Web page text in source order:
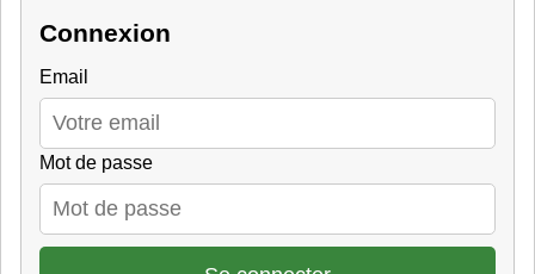
Connexion
Email
Mot de passe